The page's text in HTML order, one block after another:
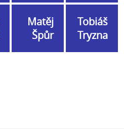
Matěj
Špůr
Tobiáš
Tryzna